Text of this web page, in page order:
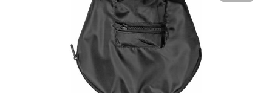
Wellness Giftsets
Marie-Stella-Maris